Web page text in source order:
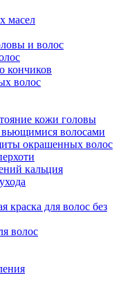
масел
и волос
кончиков
волос
кожи головы
вьющимися волосами
окрашенных волос
кальция
краска для волос без
волос